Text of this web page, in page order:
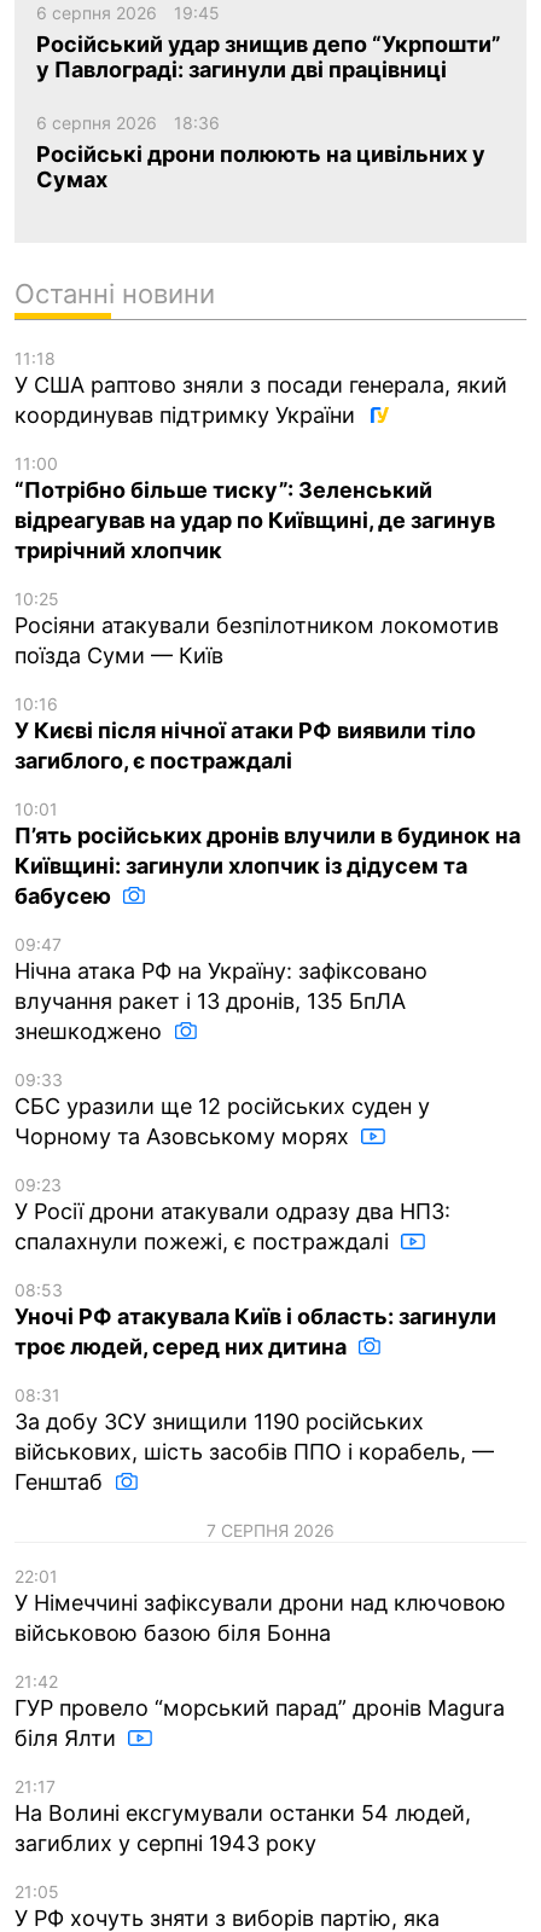
6 серпня 2026 19:45
Російський удар знищив депо “Укрпошти”
у Павлограді: загинули дві працівниці
6 серпня 2026 18:36
Російські дрони полюють на цивільних у
Сумах
Останні новини
11:18
У США раптово зняли з посади генерала, який
координував підтримку України
11:00
“Потрібно більше тиску”: Зеленський
відреагував на удар по Київщині, де загинув
трирічний хлопчик
10:25
Росіяни атакували безпілотником локомотив
поїзда Суми — Київ
10:16
У Києві після нічної атаки РФ виявили тіло
загиблого, є постраждалі
10:01
П’ять російських дронів влучили в будинок на
Київщині: загинули хлопчик із дідусем та
бабусею
09:47
Нічна атака РФ на Україну: зафіксовано
влучання ракет і 13 дронів, 135 БпЛА
знешкоджено
09:33
СБС уразили ще 12 російських суден у
Чорному та Азовському морях
09:23
У Росії дрони атакували одразу два НПЗ:
спалахнули пожежі, є постраждалі
08:53
Уночі РФ атакувала Київ і область: загинули
троє людей, серед них дитина
08:31
За добу ЗСУ знищили 1190 російських
військових, шість засобів ППО і корабель, —
Генштаб
7 СЕРПНЯ 2026
22:01
У Німеччині зафіксували дрони над ключовою
військовою базою біля Бонна
21:42
ГУР провело “морський парад” дронів Magura
біля Ялти
21:17
На Волині ексгумували останки 54 людей,
загиблих у серпні 1943 року
21:05
У РФ хочуть зняти з виборів партію, яка